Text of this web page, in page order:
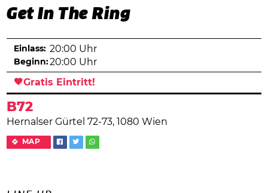
Get In The Ring
B72
Hernalser Gürtel 72-73, 1080 Wien
MAP
Einlass: 20:00 Uhr
Beginn:20:00 Uhr
Gratis Eintritt!